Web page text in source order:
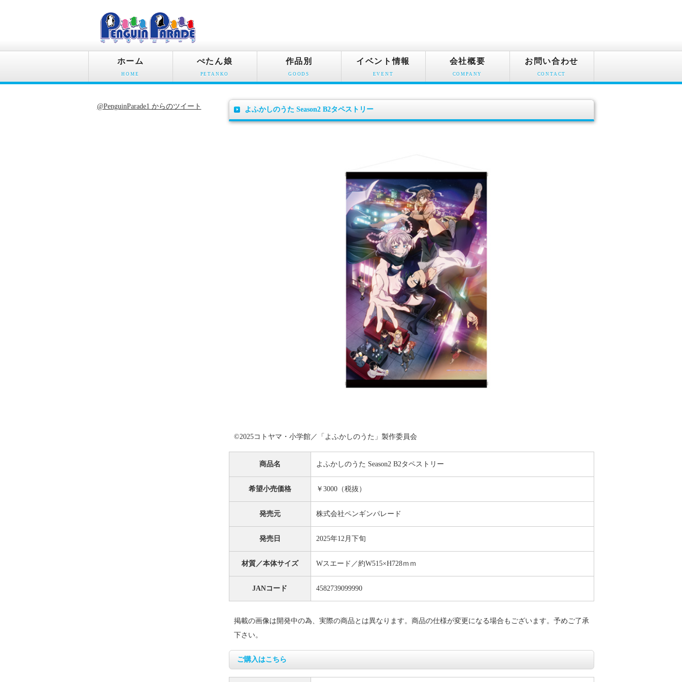
ホーム
HOME
ぺたん娘
PETANKO
作品別
GOODS
イベント情報
EVENT
会社概要
COMPANY
お問い合わせ
CONTACT
よふかしのうた Season2 B2タペストリー
©2025コトヤマ・小学館／「よふかしのうた」製作委員会
商品名 よふかしのうた Season2 B2タペストリー
希望小売価格 ￥3000（税抜）
発売元 株式会社ペンギンパレード
発売日 2025年12月下旬
材質／本体サイズ Wスエード／約W515×H728ｍｍ
JANコード 4582739099990
掲載の画像は開発中の為、実際の商品とは異なります。商品の仕様が変更になる場合もございます。予めご了承
下さい。
ご購入はこちら
@PenguinParade1 からのツイート